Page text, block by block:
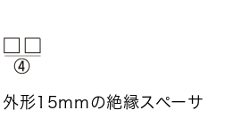
形15mmの絶縁スペーサ